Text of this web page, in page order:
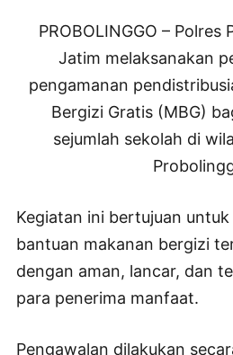
PROBOLINGGO – Polres
Jatim melaksanakan
pengamanan
Bergizi Gratis (MBG)
sejumlah sekolah di
Kegiatan ini bertujuan
bantuan makanan bergizi
dengan aman, lancar, dan
para penerima manfaat.
Pengawalan dilakukan